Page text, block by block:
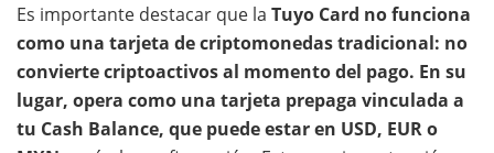
Es importante destacar que la Tuyo Card no funciona
como una tarjeta de criptomonedas tradicional: no
convierte criptoactivos al momento del pago. En su
lugar, opera como una tarjeta prepaga vinculada a
tu Cash Balance, que puede estar en USD, EUR o